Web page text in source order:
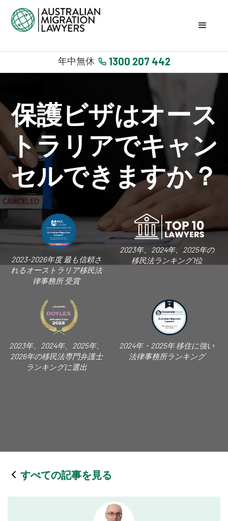
年中無休 1300 207 442
保護ビザはオース
トラリアでキャン
セルできますか？
2023-2026年度 最も信頼さ
れるオーストラリア移民法
律事務所 受賞
2023年、2024年、2025年の
移民法ランキング1位
2023年、2024年、2025年、
2026年の移民法専門弁護士
ランキングに選出
2024年・2025年 移住に強い
法律事務所ランキング
すべての記事を見る